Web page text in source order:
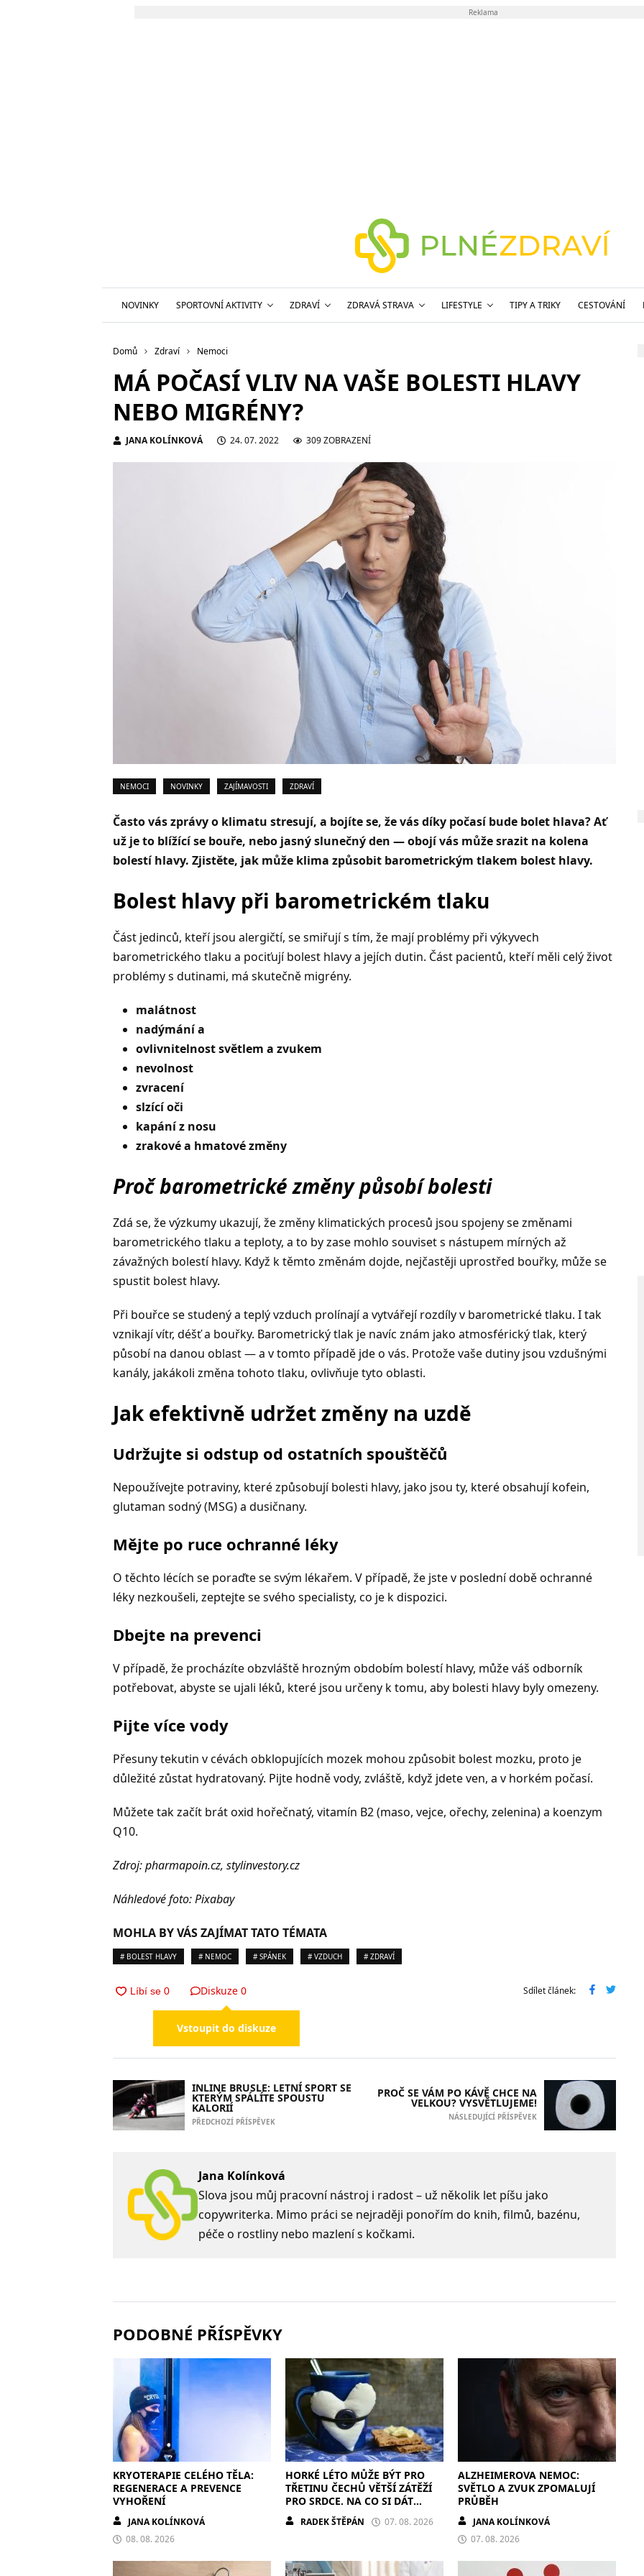
Reklama
NOVINKY SPORTOVNÍ AKTIVITY ZDRAVÍ ZDRAVÁ STRAVA LIFESTYLE TIPY A TRIKY CESTOVÁNÍ
Domů Zdraví Nemoci
MÁ POČASÍ VLIV NA VAŠE BOLESTI HLAVY
NEBO MIGRÉNY?
JANA KOLÍNKOVÁ 24. 07. 2022 309 ZOBRAZENÍ
NEMOCI NOVINKY ZAJÍMAVOSTI ZDRAVÍ
Často vás zprávy o klimatu stresují, a bojíte se, že vás díky počasí bude bolet hlava? Ať
už je to blížící se bouře, nebo jasný slunečný den — obojí vás může srazit na kolena
bolestí hlavy. Zjistěte, jak může klima způsobit barometrickým tlakem bolest hlavy.
Bolest hlavy při barometrickém tlaku
Část jedinců, kteří jsou alergičtí, se smiřují s tím, že mají problémy při výkyvech
barometrického tlaku a pociťují bolest hlavy a jejích dutin. Část pacientů, kteří měli celý život
problémy s dutinami, má skutečně migrény.
malátnost
nadýmání a
ovlivnitelnost světlem a zvukem
nevolnost
zvracení
slzící oči
kapání z nosu
zrakové a hmatové změny
Proč barometrické změny působí bolesti
Zdá se, že výzkumy ukazují, že změny klimatických procesů jsou spojeny se změnami
barometrického tlaku a teploty, a to by zase mohlo souviset s nástupem mírných až
závažných bolestí hlavy. Když k těmto změnám dojde, nejčastěji uprostřed bouřky, může se
spustit bolest hlavy.
Při bouřce se studený a teplý vzduch prolínají a vytvářejí rozdíly v barometrické tlaku. I tak
vznikají vítr, déšť a bouřky. Barometrický tlak je navíc znám jako atmosférický tlak, který
působí na danou oblast — a v tomto případě jde o vás. Protože vaše dutiny jsou vzdušnými
kanály, jakákoli změna tohoto tlaku, ovlivňuje tyto oblasti.
Jak efektivně udržet změny na uzdě
Udržujte si odstup od ostatních spouštěčů
Nepoužívejte potraviny, které způsobují bolesti hlavy, jako jsou ty, které obsahují kofein,
glutaman sodný (MSG) a dusičnany.
Mějte po ruce ochranné léky
O těchto lécích se poraďte se svým lékařem. V případě, že jste v poslední době ochranné
léky nezkoušeli, zeptejte se svého specialisty, co je k dispozici.
Dbejte na prevenci
V případě, že procházíte obzvláště hrozným obdobím bolestí hlavy, může váš odborník
potřebovat, abyste se ujali léků, které jsou určeny k tomu, aby bolesti hlavy byly omezeny.
Pijte více vody
Přesuny tekutin v cévách obklopujících mozek mohou způsobit bolest mozku, proto je
důležité zůstat hydratovaný. Pijte hodně vody, zvláště, když jdete ven, a v horkém počasí.
Můžete tak začít brát oxid hořečnatý, vitamín B2 (maso, vejce, ořechy, zelenina) a koenzym
Q10.
Zdroj: pharmapoin.cz, stylinvestory.cz
Náhledové foto: Pixabay
MOHLA BY VÁS ZAJÍMAT TATO TÉMATA
# BOLEST HLAVY # NEMOC # SPÁNEK # VZDUCH # ZDRAVÍ
Diskuze 0
Vstoupit do diskuze
Sdílet článek:
INLINE BRUSLE: LETNÍ SPORT SE
KTERÝM SPÁLÍTE SPOUSTU
KALORIÍ
PŘEDCHOZÍ PŘÍSPĚVEK
PROČ SE VÁM PO KÁVĚ CHCE NA
VELKOU? VYSVĚTLUJEME!
NÁSLEDUJÍCÍ PŘÍSPĚVEK
Jana Kolínková
Slova jsou můj pracovní nástroj i radost – už několik let píšu jako
copywriterka. Mimo práci se nejraději ponořím do knih, filmů, bazénu,
péče o rostliny nebo mazlení s kočkami.
PODOBNÉ PŘÍSPĚVKY
KRYOTERAPIE CELÉHO TĚLA:
REGENERACE A PREVENCE
VYHOŘENÍ
JANA KOLÍNKOVÁ
08. 08. 2026
HORKÉ LÉTO MŮŽE BÝT PRO
TŘETINU ČECHŮ VĚTŠÍ ZÁTĚŽÍ
PRO SRDCE. NA CO SI DÁT
POZOR?
RADEK ŠTĚPÁN 07. 08. 2026
ALZHEIMEROVA NEMOC:
SVĚTLO A ZVUK ZPOMALUJÍ
PRŮBĚH
JANA KOLÍNKOVÁ
07. 08. 2026